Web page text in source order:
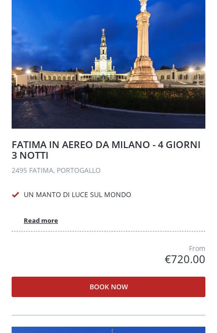
FATIMA IN AEREO DA MILANO - 4 GIORNI
3 NOTTI
2495 FATIMA, PORTOGALLO
UN MANTO DI LUCE SUL MONDO
Read more
From
€720.00
BOOK NOW